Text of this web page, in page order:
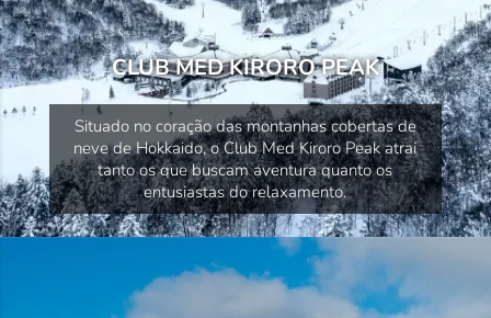
CLUB MED KIRORO PEAK
Situado no coração das montanhas cobertas de
neve de Hokkaido, o Club Med Kiroro Peak atrai
tanto os que buscam aventura quanto os
entusiastas do relaxamento.